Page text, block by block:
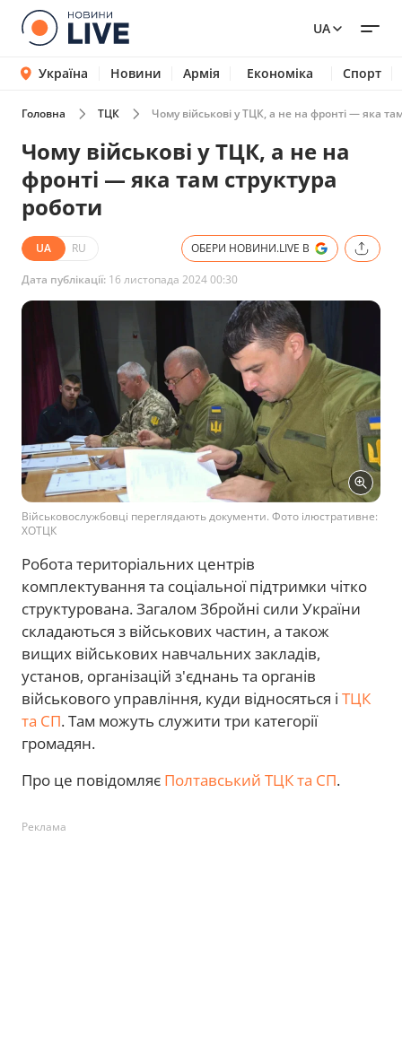
UA
Україна Новини Армія Економіка Спорт
Головна ТЦК Чому військові у ТЦК, а не на фронті — яка
Чому військові у ТЦК, а не на
фронті — яка там структура
роботи
UA RU ОБЕРИ НОВИНИ.LIVE В
Дата публікації: 16 листопада 2024 00:30
Військовослужбовці переглядають документи. Фото ілюстративне:
ХОТЦК
Робота територіальних центрів
комплектування та соціальної підтримки чітко
структурована. Загалом Збройні сили України
складаються з військових частин, а також
вищих військових навчальних закладів,
установ, організацій з'єднань та органів
військового управління, куди відносяться і ТЦК
та СП. Там можуть служити три категорії
громадян.
Про це повідомляє Полтавський ТЦК та СП.
Реклама